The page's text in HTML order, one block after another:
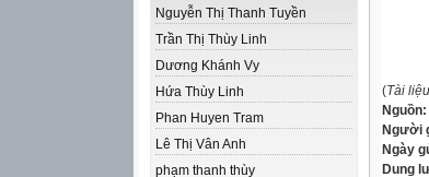
Nguyễn Thị Thanh Tuyền
Trần Thị Thùy Linh
Dương Khánh Vy
Hứa Thùy Linh
Phan Huyen Tram
Lê Thị Vân Anh
phạm thanh thùy
(Tài
Nguồn:
Người
Ngày
Dung